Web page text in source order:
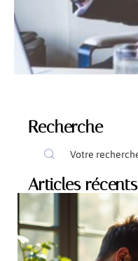
Recherche
Articles récents